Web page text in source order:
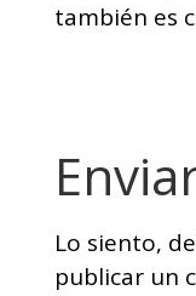
también es
Lo siento,
publicar un